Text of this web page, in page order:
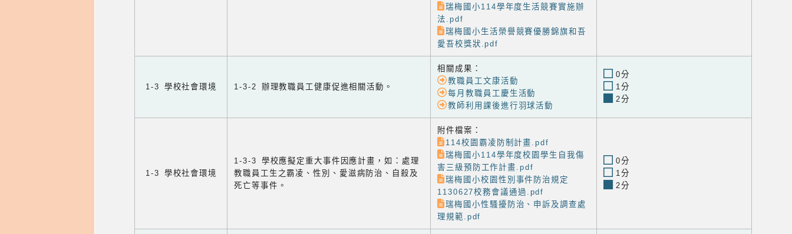
瑞梅國小114學年度生活競賽實施辦
法.pdf
瑞梅國小生活榮譽競賽優勝錦旗和吾
愛吾校獎狀.pdf
1-3 學校社會環境 1-3-2 辦理教職員工健康促進相關活動。
相關成果：
教職員工文康活動
每月教職員工慶生活動
教師利用課後進行羽球活動
0分
1分
2分
1-3 學校社會環境
1-3-3 學校應擬定重大事件因應計畫，如：處理
教職員工生之霸凌、性別、愛滋病防治、自殺及
死亡等事件。
附件檔案：
114校園霸凌防制計畫.pdf
瑞梅國小114學年度校園學生自我傷
害三級預防工作計畫.pdf
瑞梅國小校園性別事件防治規定
1130627校務會議通過.pdf
瑞梅國小性騷擾防治、申訴及調查處
理規範.pdf
0分
1分
2分